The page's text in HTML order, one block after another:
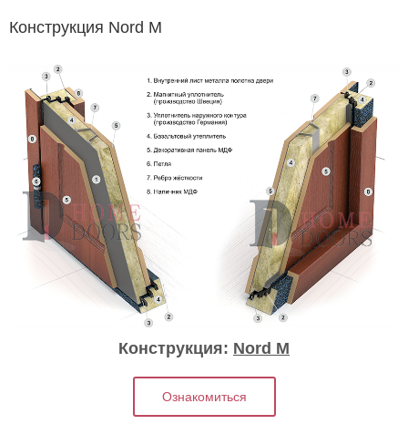
Конструкция Nord M
Конструкция: Nord M
Ознакомиться